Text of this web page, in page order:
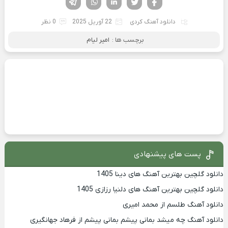
دانلود آهنگ کردی 22 آوریل 2025 0 نظر
برچسب ها : امیر لیام
پست های پیشنهادی
دانلود گلچین بهترین آهنگ های دینا 1405
دانلود گلچین بهترین آهنگ های دلنیا رزازی 1405
دانلود آهنگ طلسم از محمد امیری
دانلود آهنگ چه میشد بمانی پیشم بمانی پیشم از فرهاد جهانگیری